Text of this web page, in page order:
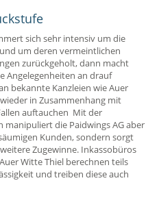
sich sehr intensiv um die
um deren vermeintlichen
zurückgeholt, dann macht
Angelegenheiten an drauf
bekannte Kanzleien wie Auer
in Zusammenhang mit
auftauchen Mit der
die Paidwings AG aber
Kunden, sondern sorgt
Zugewinne. Inkassobüros
Witte Thiel berechnen teils
und treiben diese auch